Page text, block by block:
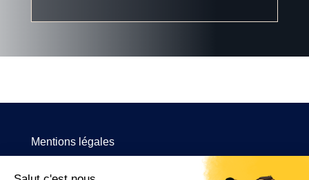
Mentions légales